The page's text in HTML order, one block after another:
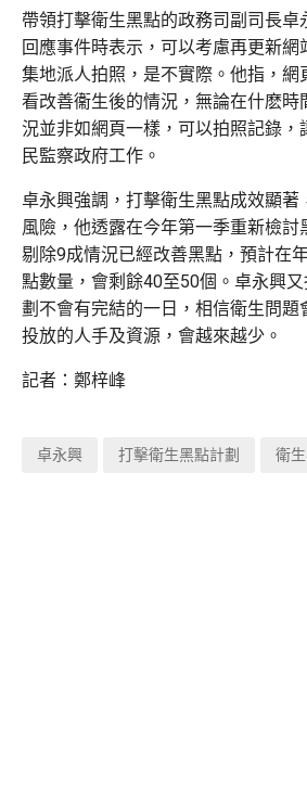
帶領打擊衛生黑點的政務司副司長卓
回應事件時表示，可以考慮再更新網
集地派人拍照，是不實際。他指，網
看改善衞生後的情況，無論在什麽時
況並非如網頁一樣，可以拍照記錄，
民監察政府工作。
卓永興強調，打擊衛生黑點成效顯著
風險，他透露在今年第一季重新檢討
剔除9成情況已經改善黑點，預計在
點數量，會剩餘40至50個。卓永興
劃不會有完結的一日，相信衛生問題
投放的人手及資源，會越來越少。
記者：鄭梓峰
卓永興 打擊衛生黑點計劃 衛